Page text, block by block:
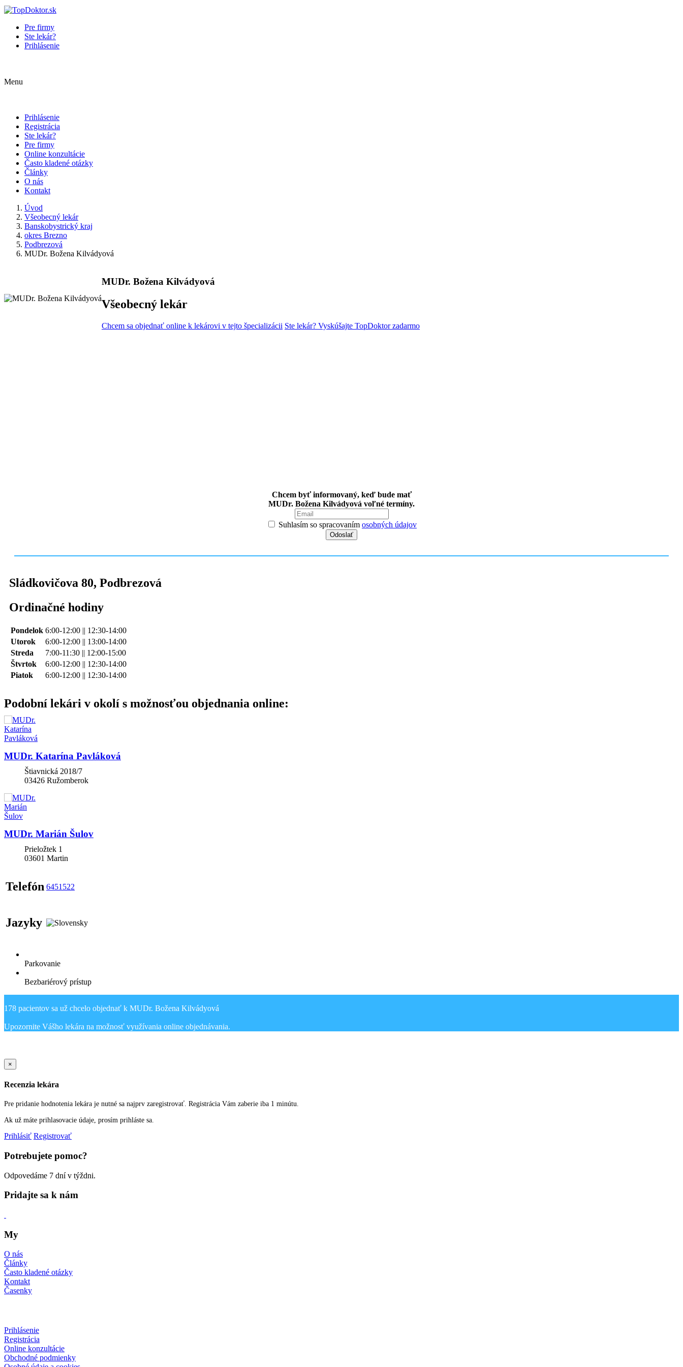
Pre firmy
Ste lekár?
Prihlásenie
Menu
Prihlásenie
Registrácia
Ste lekár?
Pre firmy
Online konzultácie
Často kladené otázky
Články
O nás
Kontakt
Úvod
Všeobecný lekár
Banskobystrický kraj
okres Brezno
Podbrezová
MUDr. Božena Kilvádyová
MUDr. Božena Kilvádyová
Všeobecný lekár
Chcem sa objednať online k lekárovi v tejto špecializácii Ste lekár? Vyskúšajte TopDoktor zadarmo
Chcem byť informovaný, keď bude mať
MUDr. Božena Kilvádyová voľné termíny.
Suhlasím so spracovaním osobných údajov
Sládkovičova 80, Podbrezová
Ordinačné hodiny
Pondelok 6:00-12:00 || 12:30-14:00
Utorok
6:00-12:00 || 13:00-14:00
Streda
7:00-11:30 || 12:00-15:00
Štvrtok
6:00-12:00 || 12:30-14:00
Piatok
6:00-12:00 || 12:30-14:00
Podobní lekári v okolí s možnosťou objednania online:
MUDr. Katarína Pavláková
Štiavnická 2018/7
03426 Ružomberok
MUDr. Marián Šulov
Prieložtek 1
03601 Martin
Telefón 6451522
Jazyky
Parkovanie
Bezbariérový prístup
178 pacientov sa už chcelo objednať k MUDr. Božena Kilvádyová
×
Recenzia lekára
Pre pridanie hodnotenia lekára je nutné sa najprv zaregistrovať. Registrácia Vám zaberie iba 1 minútu.
Ak už máte prihlasovacie údaje, prosím prihláste sa.
Prihlásiť Registrovať
Potrebujete pomoc?
Odpovedáme 7 dní v týždni.
Pridajte sa k nám
My
O nás
Články
Často kladené otázky
Kontakt
Časenky
Prihlásenie
Registrácia
Online konzultácie
Obchodné podmienky